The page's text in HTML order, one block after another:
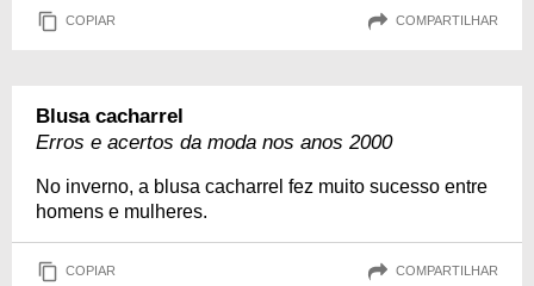
COPIAR COMPARTILHAR
Blusa cacharrel
Erros e acertos da moda nos anos 2000
No inverno, a blusa cacharrel fez muito sucesso entre
homens e mulheres.
COPIAR COMPARTILHAR